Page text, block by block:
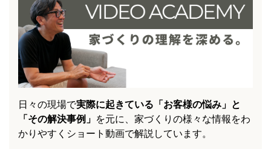
日々の現場で実際に起きている「お客様の悩み」と
「その解決事例」 を元に、家づくりの様々な情報をわ
かりやすくショート動画で解説しています。